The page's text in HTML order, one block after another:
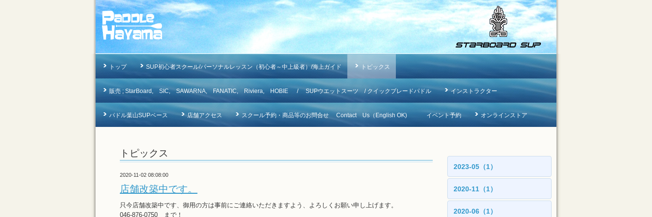
トップ SUP初心者スクール/パーソナルレッスン（初心者～中上級者）/海上ガイド トピックス
販売 ; StarBoard, SIC, SAWARNA, FANATIC, Riviera, HOBIE / SUPウエットスーツ / クイックブレードパドル インストラクター
パドル葉山SUPベース 店舗アクセス スクール予約・商品等のお問合せ Contact Us（English OK) イベント予約 オンラインストア
トピックス
2020-11-02 08:08:00
店舗改築中です。
只今店舗改築中です、御用の方は事前にご連絡いただきますよう、よろしくお願い申し上げます。
046-876-0750 まで！
2023-05（1）
2020-11（1）
2020-06（1）